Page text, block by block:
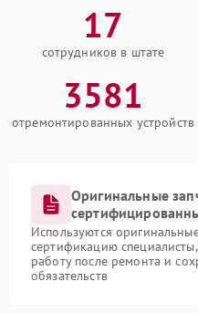
17
сотрудников в штате
3581
отремонтированных устройств
Оригинальные
Используются
сертификацию
работу после ремонта и
обязательств